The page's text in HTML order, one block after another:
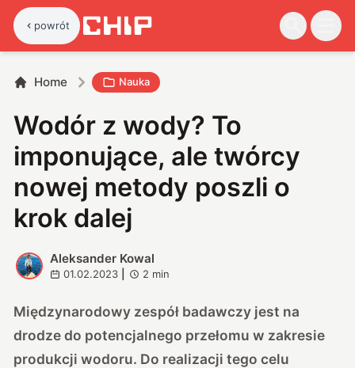
powrót
Home Nauka
Wodór z wody? To
imponujące, ale twórcy
nowej metody poszli o
krok dalej
A
Aleksander Kowal
01.02.2023 2 min
Międzynarodowy zespół badawczy jest na
drodze do potencjalnego przełomu w zakresie
produkcji wodoru. Do realizacji tego celu